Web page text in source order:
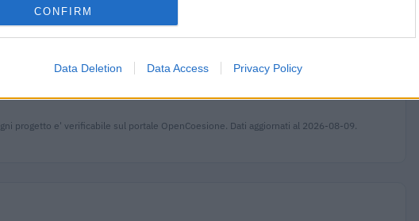
CONFIRM
Data Deletion Data Access Privacy Policy
Società
199.838 euro
2022"
Ciclo di programmazione
2007-2013
progetto e' verificabile sul portale OpenCoesione. Dati aggiornati al 2026-08-09.